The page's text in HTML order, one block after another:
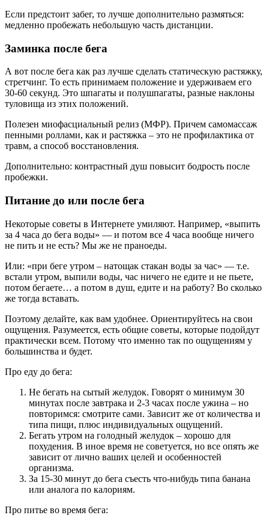
Если предстоит забег, то лучше дополнительно размяться:
медленно пробежать небольшую часть дистанции.
Заминка после бега
А вот после бега как раз лучше сделать статическую растяжку,
стретчинг. То есть принимаем положение и удерживаем его
30-60 секунд. Это шпагаты и полушпагаты, разные наклоны
туловища из этих положений.
Полезен миофасциальный релиз (МФР). Причем самомассаж
пенными роллами, как и растяжка – это не профилактика от
травм, а способ восстановления.
Дополнительно: контрастный душ повысит бодрость после
пробежки.
Питание до или после бега
Некоторые советы в Интернете умиляют. Например, «выпить
за 4 часа до бега воды» — и потом все 4 часа вообще ничего
не пить и не есть? Мы же не праноеды.
Или: «при беге утром – натощак стакан воды за час» — т.е.
встали утром, выпили воды, час ничего не едите и не пьете,
потом бегаете… а потом в душ, едите и на работу? Во сколько
же тогда вставать.
Поэтому делайте, как вам удобнее. Ориентируйтесь на свои
ощущения. Разумеется, есть общие советы, которые подойдут
практически всем. Потому что именно так по ощущениям у
большинства и будет.
Про еду до бега:
Не бегать на сытый желудок. Говорят о минимум 30
минутах после завтрака и 2-3 часах после ужина – но
повторимся: смотрите сами. Зависит же от количества и
типа пищи, плюс индивидуальных ощущений.
Бегать утром на голодный желудок – хорошо для
похудения. В иное время не советуется, но все опять же
зависит от лично ваших целей и особенностей
организма.
За 15-30 минут до бега съесть что-нибудь типа банана
или аналога по калориям.
Про питье во время бега: